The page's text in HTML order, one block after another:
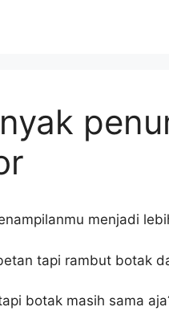
menjadi
tapi rambut botak
botak masih sama